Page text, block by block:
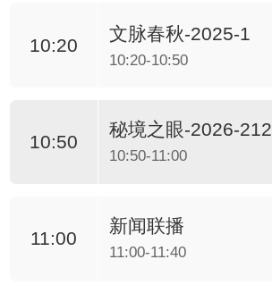
10:20
文脉春秋-2025-1
10:20-10:50
10:50
秘境之眼-2026-212
10:50-11:00
11:00
新闻联播
11:00-11:40